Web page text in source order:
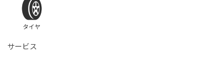
タイヤ
サービス